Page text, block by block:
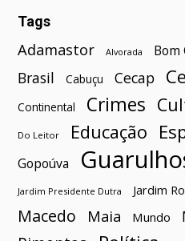
Tags
Adamastor Alvorada Bom
Brasil Cabuçu Cecap
Continental Crimes
Do Leitor Educação
Gopoúva
Jardim Presidente Dutra Jardim
Macedo
Maia Mundo